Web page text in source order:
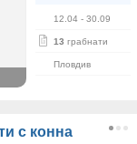
12.04 - 30.09
13 грабнати
Пловдив
с конна